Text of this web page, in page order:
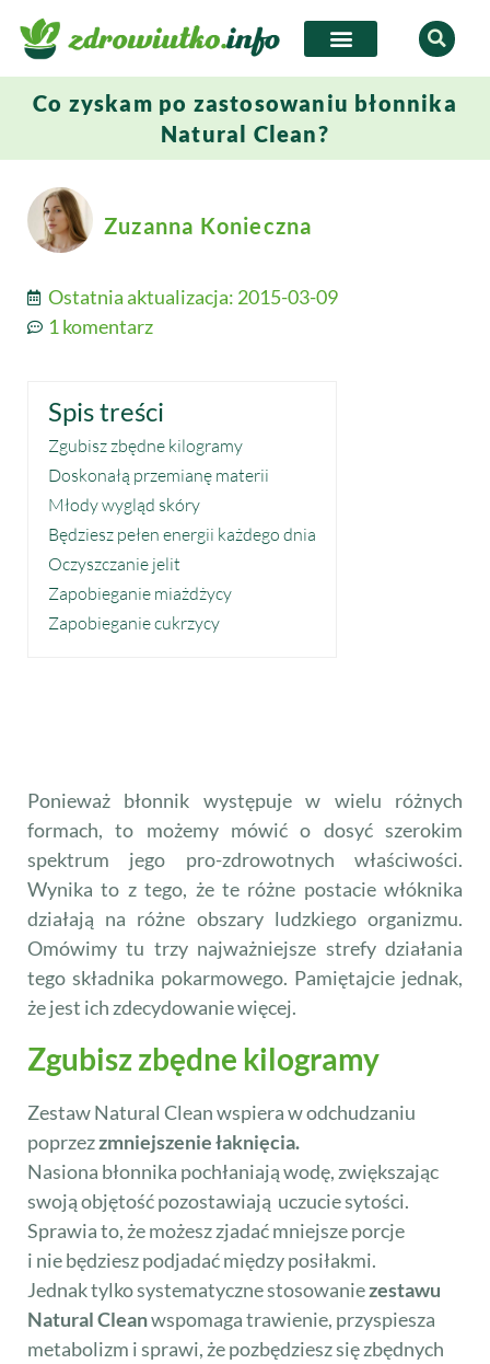
Co zyskam po zastosowaniu błonnika
Natural Clean?
Zuzanna Konieczna
Ostatnia aktualizacja: 2015-03-09
1 komentarz
Spis treści
Zgubisz zbędne kilogramy
Doskonałą przemianę materii
Młody wygląd skóry
Będziesz pełen energii każdego dnia
Oczyszczanie jelit
Zapobieganie miażdżycy
Zapobieganie cukrzycy
Ponieważ błonnik występuje w wielu różnych
formach, to możemy mówić o dosyć szerokim
spektrum jego pro-zdrowotnych właściwości.
Wynika to z tego, że te różne postacie włóknika
działają na różne obszary ludzkiego organizmu.
Omówimy tu trzy najważniejsze strefy działania
tego składnika pokarmowego. Pamiętajcie jednak,
że jest ich zdecydowanie więcej.
Zgubisz zbędne kilogramy
Zestaw Natural Clean wspiera w odchudzaniu
poprzezzmniejszenie łaknięcia.
Nasiona błonnika pochłaniają wodę, zwiększając
swoją objętość pozostawiają uczucie sytości.
Sprawia to, że możesz zjadać mniejsze porcje
i nie będziesz podjadać między posiłakmi.
Jednak tylko systematyczne stosowaniezestawu
Natural Cleanwspomaga trawienie, przyspiesza
metabolizm i sprawi, że pozbędziesz się zbędnych